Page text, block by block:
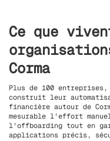
Ce que
Corma
Plus de 100
construit leur
financière autour de
mesurable l'effort
l'offboarding tout en
applications précis,